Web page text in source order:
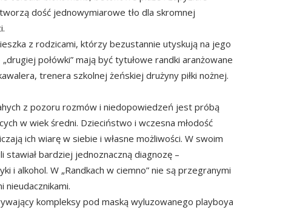
dość jednowymiarowe tło dla skromnej
z rodzicami, którzy bezustannie utyskują na jego
połówki” mają być tytułowe randki aranżowane
trenera szkolnej żeńskiej drużyny piłki nożnej.
z pozoru rozmów i niedopowiedzeń jest próbą
w wiek średni. Dzieciństwo i wczesna młodość
ich wiarę w siebie i własne możliwości. W swoim
stawiał bardziej jednoznaczną diagnozę –
i alkohol. W „Randkach w ciemno” nie są przegranymi
nieudacznikami.
kompleksy pod maską wyluzowanego playboya